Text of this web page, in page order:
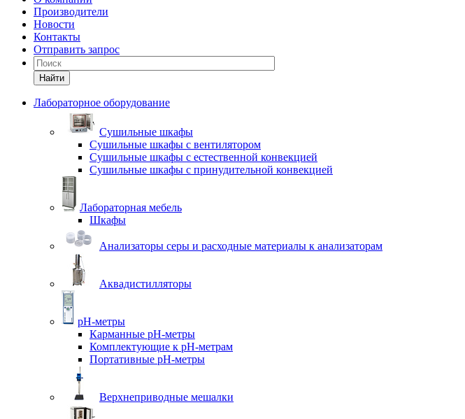
Производители
Новости
Контакты
Отправить запрос
Найти
Лабораторное оборудование
Cушильные шкафы
Сушильные шкафы с вентилятором
Сушильные шкафы с естественной конвекцией
Сушильные шкафы с принудительной конвекцией
Лабораторная мебель
Шкафы
Анализаторы серы и расходные материалы к анализаторам
Аквадистилляторы
pH-метры
Карманные pH-метры
Комплектующие к pH-метрам
Портативные pH-метры
Верхнеприводные мешалки